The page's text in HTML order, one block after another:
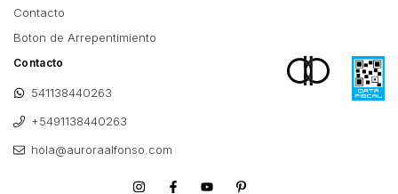
Contacto
Boton de Arrepentimiento
Contacto
541138440263
+5491138440263
hola@auroraalfonso.com